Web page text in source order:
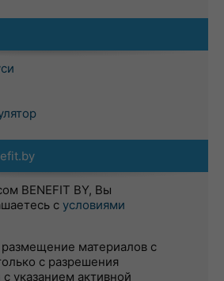
BENEFIT BY, Вы
с условиями
материалов с
с разрешения
указанием активной